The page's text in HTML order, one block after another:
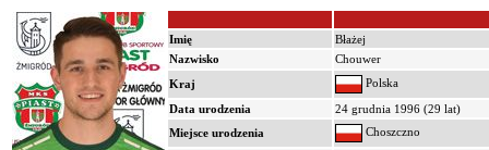
Imię
Błażej
Nazwisko
Chouwer
Kraj
Polska
Data urodzenia
24 grudnia 1996 (29 lat)
Miejsce urodzenia
Choszczno